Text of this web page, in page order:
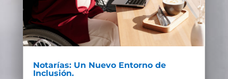
Notarías: Un Nuevo Entorno de
Inclusión.